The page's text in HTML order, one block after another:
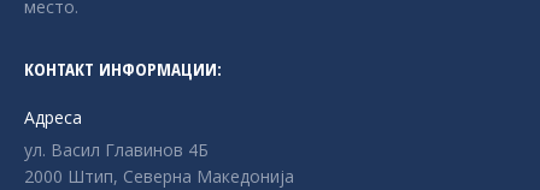
место.
КОНТАКТ ИНФОРМАЦИИ:
Адреса
ул. Васил Главинов 4Б
2000 Штип, Северна Македонија